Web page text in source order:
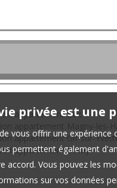
appartement Buc
appartement Gif-sur-
appartement Orsay
privée est une
vous offrir une
permettent également
accord. Vous pouvez les
sur vos données